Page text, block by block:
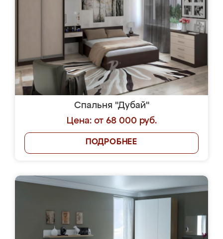
Спальня "Дубай"
Цена: от 68 000 руб.
ПОДРОБНЕЕ